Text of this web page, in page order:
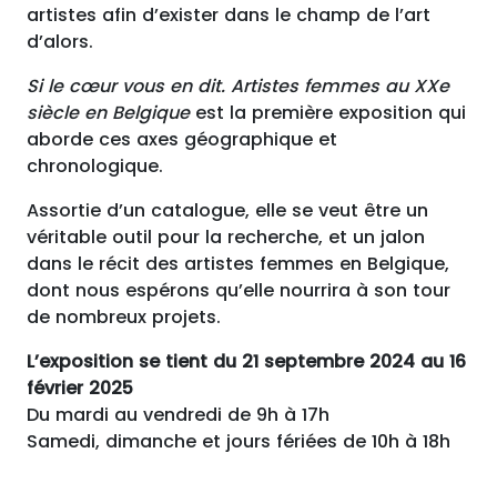
artistes afin d’exister dans le champ de l’art
d’alors.
Si le cœur vous en dit. Artistes femmes au XXe
siècle en Belgiqueest la première exposition qui
aborde ces axes géographique et
chronologique.
Assortie d’un catalogue, elle se veut être un
véritable outil pour la recherche, et un jalon
dans le récit des artistes femmes en Belgique,
dont nous espérons qu’elle nourrira à son tour
de nombreux projets.
L’exposition se tient du 21 septembre 2024 au 16
février 2025
Du mardi au vendredi de 9h à 17h
Samedi, dimanche et jours fériées de 10h à 18h